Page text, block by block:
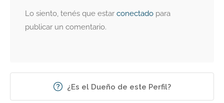
Lo siento, tenés que estar conectado para
publicar un comentario.
¿Es el Dueño de este Perfil?